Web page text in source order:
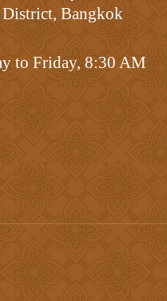
Bangkok
to Friday, 8:30 AM